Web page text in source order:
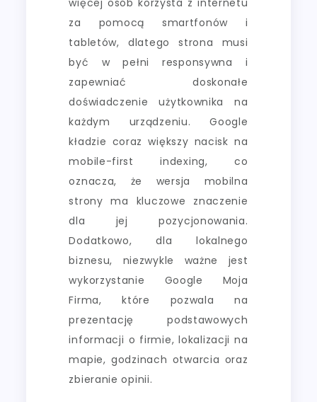
za pomocą smartfonów i
tabletów, dlatego strona musi
być w pełni responsywna i
zapewniać doskonałe
doświadczenie użytkownika na
każdym urządzeniu. Google
kładzie coraz większy nacisk na
mobile-first indexing, co
oznacza, że wersja mobilna
strony ma kluczowe znaczenie
dla jej pozycjonowania.
Dodatkowo, dla lokalnego
biznesu, niezwykle ważne jest
wykorzystanie Google Moja
Firma, które pozwala na
prezentację podstawowych
informacji o firmie, lokalizacji na
mapie, godzinach otwarcia oraz
zbieranie opinii.